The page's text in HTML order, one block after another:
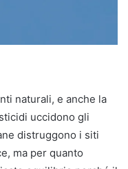
naturali, e anche la
uccidono gli
distruggono i siti
ma per quanto